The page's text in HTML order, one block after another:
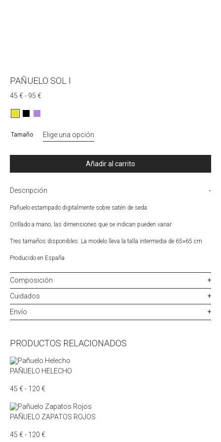
PAÑUELO SOL I
45 €- 95 €Rango
hasta
95 €
Tamaño
Añadir al carrito
Descripción
Pañuelo estampado digitalmente sobre satén de seda
Orillado a mano, las dimensiones que se indican pueden variar
Tres tamaños disponibles. La modelo lleva la talla intermedia de 65×65 cm
Producido en España
Composición
Cuidados
Envío
PRODUCTOS RELACIONADOS
PAÑUELO HELECHO
45 €- 120 €Rango
precios:
desde
45 €
120 €
PAÑUELO ZAPATOS ROJOS
45 €- 120 €Rango